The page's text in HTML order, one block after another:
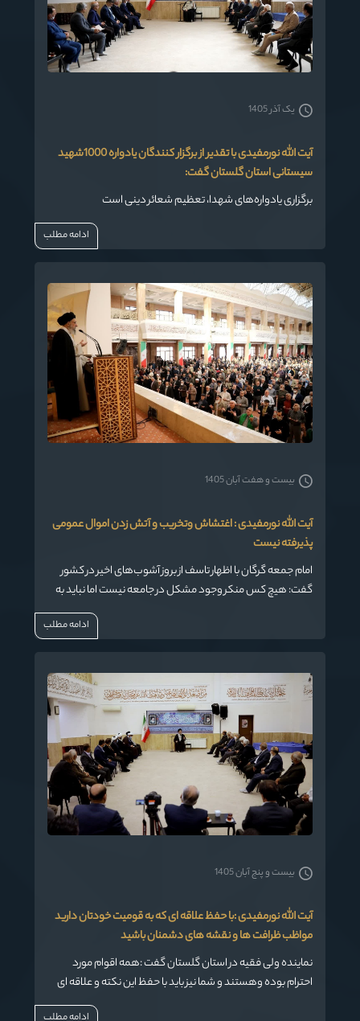
آیت الله نورمفیدی با تقدیر از برگزار کنندگان یادواره 1000شهید
سیستانی استان گلستان گفت:
برگزاری یادواره‌های شهدا، تعظیم شعائر دینی است
یک آذر 1405
ادامه مطلب
آیت الله نورمفیدی : اغتشاش وتخریب و آتش زدن اموال عمومی
پذیرفته نیست
امام جمعه گرگان با اظهار تاسف از بروز آشوب‌های اخیر در کشور
گفت: هیچ کس منکر وجود مشکل در جامعه نیست اما نباید به
بهانه آن عده‌ای اقدام به اغتشاش و تخریب و آتش‌زدن اموال
بیست و هفت آبان 1405
ادامه مطلب
آیت الله نورمفیدی :با حفظ علاقه ای که به قومیت خودتان دارید
مواظب ظرافت ها و نقشه های دشمنان باشید
نماینده ولی فقیه در استان گلستان گفت :همه اقوام مورد
احترام بوده وهستند و شما نیز باید با حفظ این نکته و علاقه ای
که به قومیت خودتان دارید مواظب ظرافت ها و نقشه های
بیست و پنج آبان 1405
ادامه مطلب